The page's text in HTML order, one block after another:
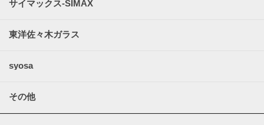
サイマックス-SIMAX
東洋佐々木ガラス
syosa
その他